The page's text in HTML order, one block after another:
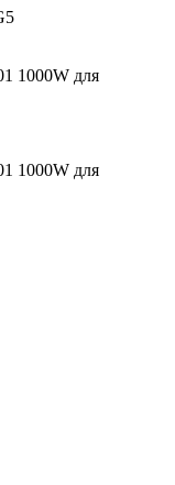
1000W для
1000W для